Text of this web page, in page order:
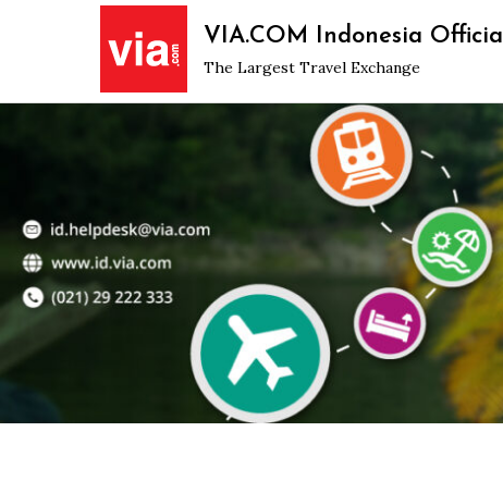
VIA.COM Indonesia Official
The Largest Travel Exchange